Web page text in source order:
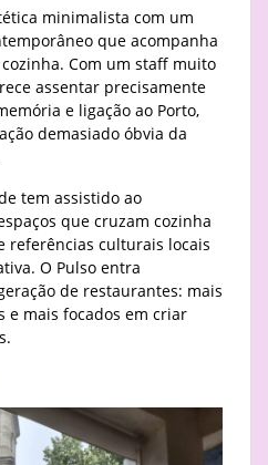
minimalista com um
que acompanha
Com um staff muito
assentar precisamente
e ligação ao Porto,
demasiado óbvia da
tem assistido ao
que cruzam cozinha
referências culturais locais
O Pulso entra
de restaurantes: mais
e mais focados em criar